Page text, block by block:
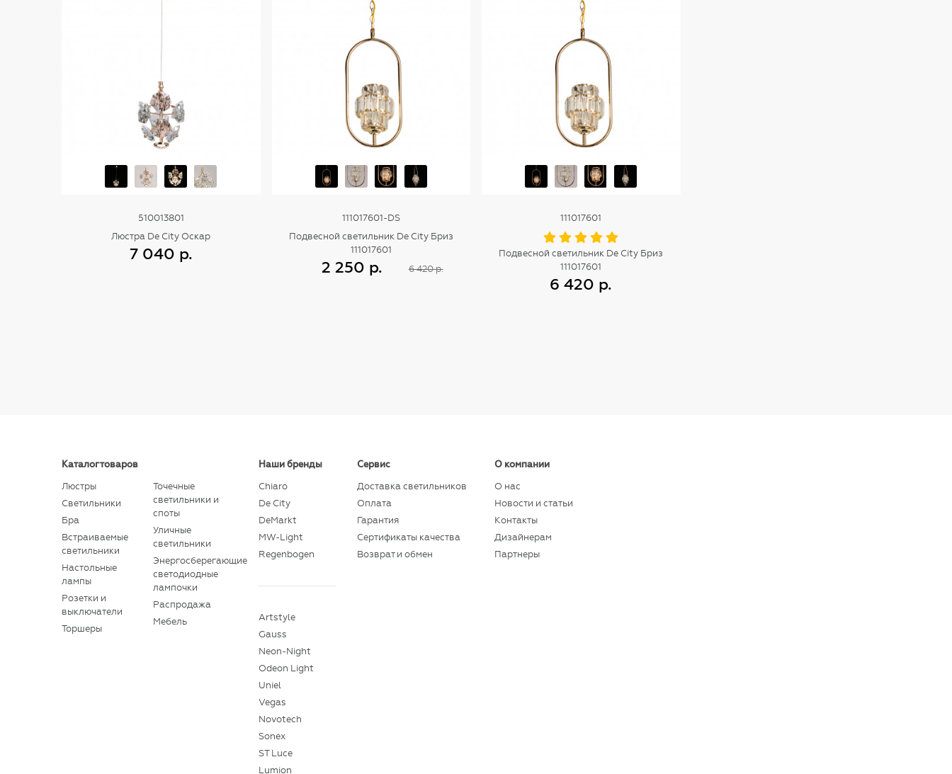
510013801
Люстра De City Оскар
7 040 р.
111017601-DS
Подвесной светильник De City Бриз
111017601
2 250 р.
6 420 р.
111017601
Подвесной светильник De City Бриз
111017601
6 420 р.
Каталог товаров
Люстры
Светильники
Бра
Встраиваемые
светильники
Настольные
лампы
Розетки и
выключатели
Торшеры
Точечные
светильники и
споты
Уличные
светильники
Энергосберегающие
светодиодные
лампочки
Распродажа
Мебель
Наши бренды
Chiaro
De City
DeMarkt
MW-Light
Regenbogen
Artstyle
Gauss
Neon-Night
Odeon Light
Uniel
Vegas
Novotech
Sonex
ST Luce
Lumion
Сервис
Доставка светильников
Оплата
Гарантия
Сертификаты качества
Возврат и обмен
О компании
О нас
Новости и статьи
Контакты
Дизайнерам
Партнеры